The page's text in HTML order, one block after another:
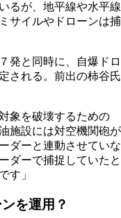
るが、地平線や水平線
サイルやドローンは捕
発と同時に、自爆ドロ
される。前出の柿谷氏
象を破壊するための
施設には対空機関砲が
ダーと連動させていな
ダーで捕捉していたと
す」
を運用？